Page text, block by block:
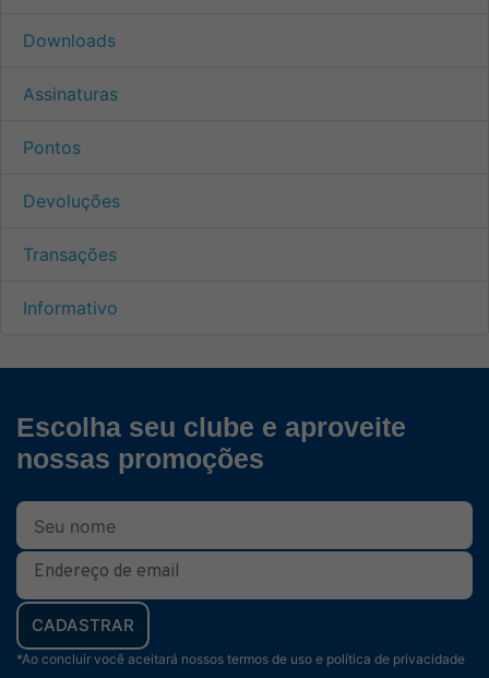
Downloads
Assinaturas
Pontos
Devoluções
Transações
Informativo
Escolha seu clube e aproveite
nossas promoções
CADASTRAR
*Ao concluir você aceitará nossos termos de uso e política de privacidade